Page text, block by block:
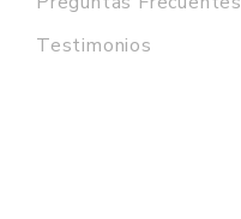
Testimonios